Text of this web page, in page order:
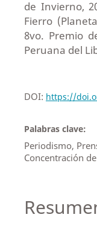
de Invierno,
Fierro
8vo. Premio
Peruana del
DOI: https://
Palabras clave:
Periodismo,
Concentración